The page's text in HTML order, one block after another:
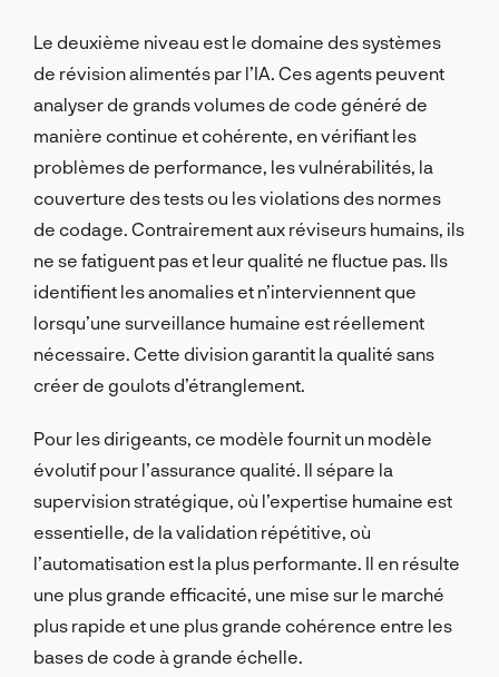
Le deuxième niveau est le domaine des systèmes
de révision alimentés par l’IA. Ces agents peuvent
analyser de grands volumes de code généré de
manière continue et cohérente, en vérifiant les
problèmes de performance, les vulnérabilités, la
couverture des tests ou les violations des normes
de codage. Contrairement aux réviseurs humains, ils
ne se fatiguent pas et leur qualité ne fluctue pas. Ils
identifient les anomalies et n’interviennent que
lorsqu’une surveillance humaine est réellement
nécessaire. Cette division garantit la qualité sans
créer de goulots d’étranglement.
Pour les dirigeants, ce modèle fournit un modèle
évolutif pour l’assurance qualité. Il sépare la
supervision stratégique, où l’expertise humaine est
essentielle, de la validation répétitive, où
l’automatisation est la plus performante. Il en résulte
une plus grande efficacité, une mise sur le marché
plus rapide et une plus grande cohérence entre les
bases de code à grande échelle.